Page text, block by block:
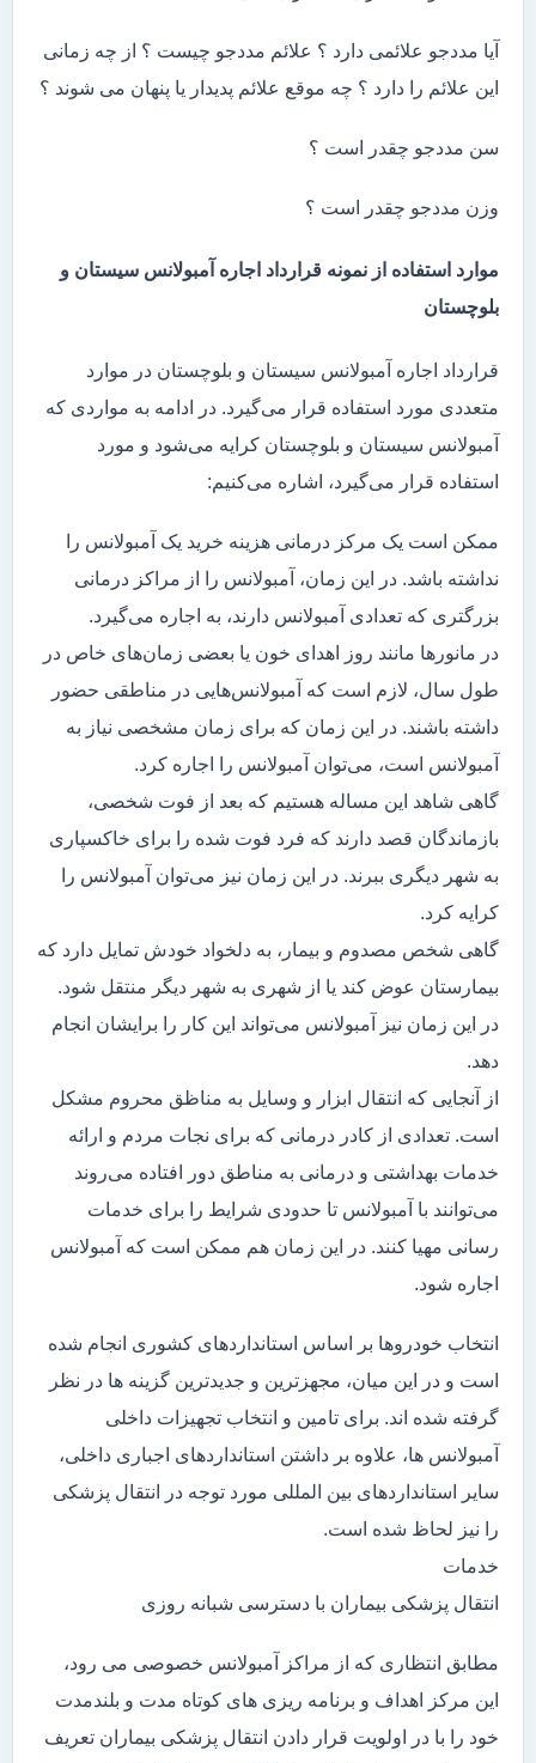
آیا مددجو علائمی دارد ؟ علائم مددجو چیست ؟ از چه زمانی
این علائم را دارد ؟ چه موقع علائم پدیدار یا پنهان می شوند ؟
سن مددجو چقدر است ؟
وزن مددجو چقدر است ؟
موارد استفاده از نمونه قرارداد اجاره آمبولانس سیستان و
بلوچستان
قرارداد اجاره آمبولانس سیستان و بلوچستان در موارد
متعددی مورد استفاده قرار می‌گیرد. در ادامه به مواردی که
آمبولانس سیستان و بلوچستان کرایه می‌شود و مورد
استفاده قرار می‌گیرد، اشاره می‌کنیم:
ممکن است یک مرکز درمانی هزینه خرید یک آمبولانس را
نداشته باشد. در این زمان، آمبولانس را از مراکز درمانی
بزرگتری که تعدادی آمبولانس دارند، به اجاره می‌گیرد.
در مانور‌ها مانند روز اهدای خون یا بعضی زمان‌های خاص در
طول سال، لازم است که آمبولانس‌هایی در مناطقی حضور
داشته باشند. در این زمان که برای زمان مشخصی نیاز به
آمبولانس است، می‌توان آمبولانس را اجاره کرد.
گاهی شاهد این مساله هستیم که بعد از فوت شخصی،
بازماندگان قصد دارند که فرد فوت شده را برای خاکسپاری
به شهر دیگری ببرند. در این زمان نیز می‌توان آمبولانس را
کرایه کرد.
گاهی شخص مصدوم و بیمار، به دلخواد خودش تمایل دارد که
بیمارستان عوض کند یا از شهری به شهر دیگر منتقل شود.
در این زمان نیز آمبولانس می‌تواند این کار را برایشان انجام
دهد.
از آنجایی که انتقال ابزار و وسایل به مناظق محروم مشکل
است. تعدادی از کادر درمانی که برای نجات مردم و ارائه
خدمات بهداشتی و درمانی به مناطق دور افتاده می‌روند
می‌توانند با آمبولانس تا حدودی شرایط را برای خدمات
رسانی مهیا کنند. در این زمان هم ممکن است که آمبولانس
اجاره شود.
انتخاب خودروها بر اساس استانداردهای کشوری انجام شده
است و در این میان، مجهزترین و جدیدترین گزینه ها در نظر
گرفته شده اند. برای تامین و انتخاب تجهیزات داخلی
آمبولانس ها، علاوه بر داشتن استانداردهای اجباری داخلی،
سایر استانداردهای بین المللی مورد توجه در انتقال پزشکی
را نیز لحاظ شده است.
خدمات
انتقال پزشکی بیماران با دسترسی شبانه روزی
مطابق انتظاری که از مراکز آمبولانس خصوصی می رود،
این مرکز اهداف و برنامه ریزی های کوتاه مدت و بلندمدت
خود را با در اولویت قرار دادن انتقال پزشکی بیماران تعریف